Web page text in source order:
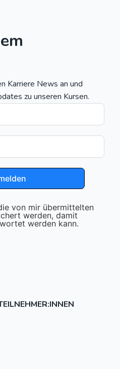
Karriere News an und
zu unseren Kursen.
von mir übermittelten
werden, damit
werden kann.